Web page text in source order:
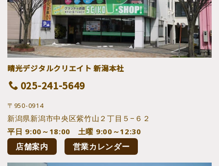
晴光デジタルクリエイト 新潟本社
025-241-5649
〒950-0914
新潟県新潟市中央区紫竹山２丁目５−６２
平日 9:00～18:00 土曜 9:00～12:30
店舗案内 営業カレンダー